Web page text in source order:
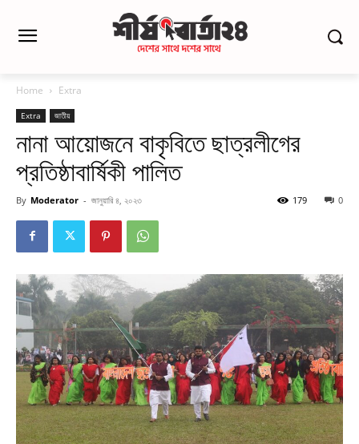
Home Extra
Extra জাতীয়
নানা আয়োজনে বাকৃবিতে ছাত্রলীগের
প্রতিষ্ঠাবার্ষিকী পালিত
By Moderator - জানুয়ারি ৪, ২০২৩ 0
179